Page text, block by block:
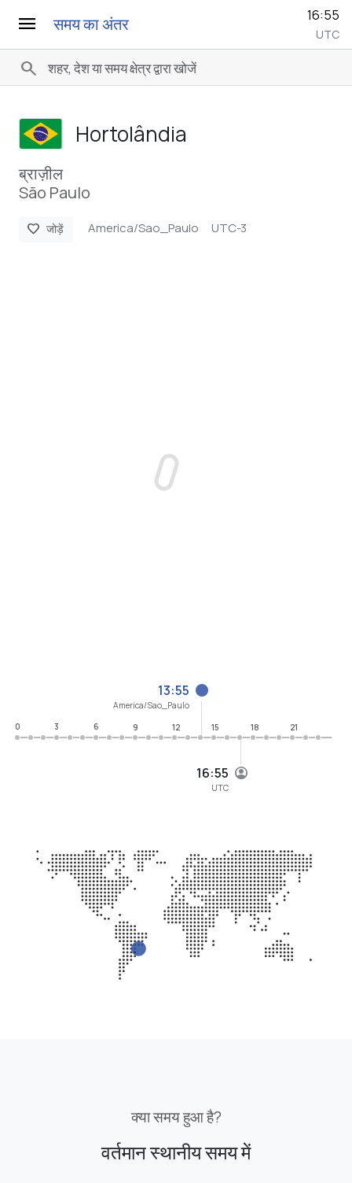
menu समय का अंतर 16:55
UTC
search
Hortolândia
ब्राज़ील
São Paulo
favorite जोड़ें America/Sao_Paulo UTC-3
16:55
UTC
13:55
America/Sao_Paulo
0
3 6 9 12 15 18 21
क्या समय हुआ है?
वर्तमान स्थानीय समय में